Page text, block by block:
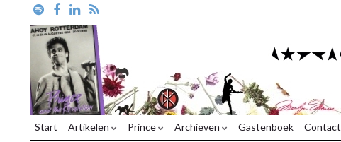
Start Artikelen Prince Archieven Gastenboek Contact